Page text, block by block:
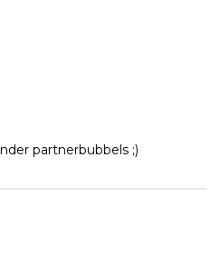
partnerbubbels ;)